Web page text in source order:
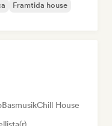
Framtida house
BasmusikChill House